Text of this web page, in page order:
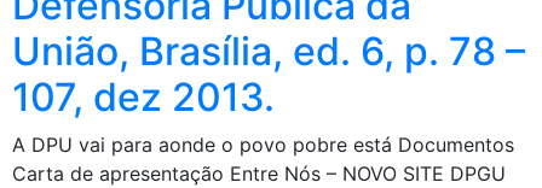
União, Brasília, ed. 6, p. 78 –
107, dez 2013.
A DPU vai para aonde o povo pobre está Documentos
Carta de apresentação Entre Nós – NOVO SITE DPGU